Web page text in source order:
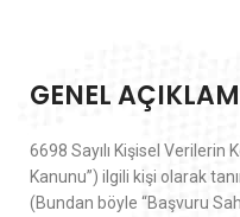
GENEL
6698 Sayılı Kişisel Verilerin
Kanunu”) ilgili kişi olarak
(Bundan böyle “Başvuru